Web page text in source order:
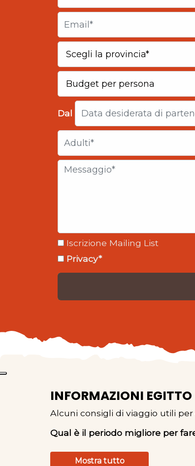
Dal
Iscrizione Mailing List
Privacy*
INFORMAZIONI EGITTO
Alcuni consigli di viaggio utili
Qual è il periodo migliore per
Mostra tutto